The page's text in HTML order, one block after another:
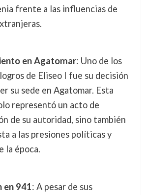
frente a las influencias de
en Agatomar: Uno de los
de Eliseo I fue su decisión
su sede en Agatomar. Esta
representó un acto de
de su autoridad, sino también
a las presiones políticas y
la época.
en 941: A pesar de sus